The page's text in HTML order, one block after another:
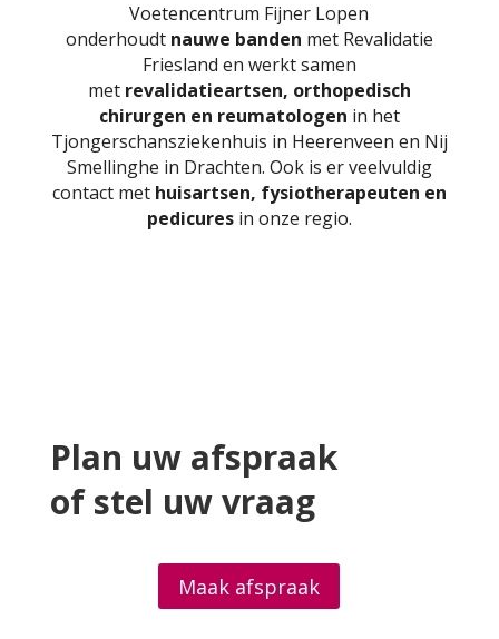
Voetencentrum Fijner Lopen
onderhoudt nauwe banden met Revalidatie
Friesland en werkt samen
met revalidatieartsen, orthopedisch
chirurgen en reumatologen in het
Tjongerschansziekenhuis in Heerenveen en Nij
Smellinghe in Drachten. Ook is er veelvuldig
contact met huisartsen, fysiotherapeuten en
pedicuresin onze regio.
Plan uw afspraak
of stel uw vraag
Maak afspraak